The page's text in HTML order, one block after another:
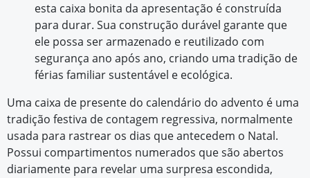
esta caixa bonita da apresentação é construída
para durar. Sua construção durável garante que
ele possa ser armazenado e reutilizado com
segurança ano após ano, criando uma tradição de
férias familiar sustentável e ecológica.
Uma caixa de presente do calendário do advento é uma
tradição festiva de contagem regressiva, normalmente
usada para rastrear os dias que antecedem o Natal.
Possui compartimentos numerados que são abertos
diariamente para revelar uma surpresa escondida,